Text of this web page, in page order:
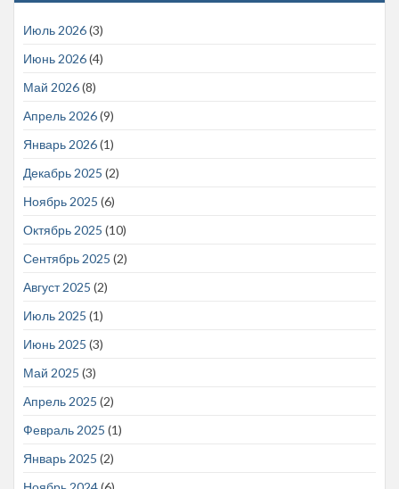
Июль 2026(3)
Июнь 2026(4)
Май 2026(8)
Апрель 2026(9)
Январь 2026(1)
Декабрь 2025 (2)
Ноябрь 2025 (6)
Октябрь 2025 (10)
Сентябрь 2025 (2)
Август 2025 (2)
Июль 2025 (1)
Июнь 2025 (3)
Май 2025 (3)
Апрель 2025 (2)
Февраль 2025 (1)
Январь 2025 (2)